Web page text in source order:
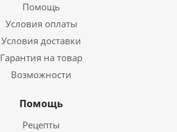
Помощь
Условия оплаты
Условия доставки
Гарантия на товар
Возможности
Помощь
Рецепты